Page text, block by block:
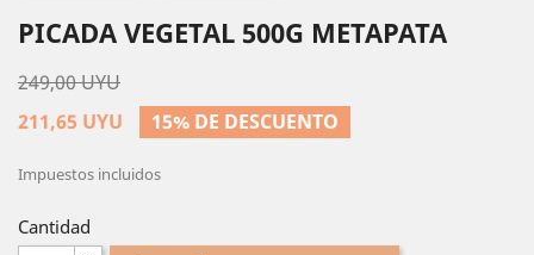
PICADA VEGETAL 500G METAPATA
249,00 UYU
211,65 UYU
15% DE DESCUENTO
Impuestos incluidos
Cantidad